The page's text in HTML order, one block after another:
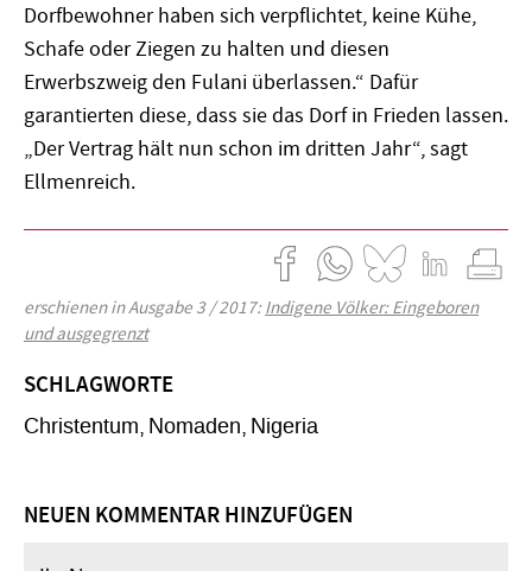
Dorfbewohner haben sich verpflichtet, keine Kühe,
Schafe oder Ziegen zu halten und diesen
Erwerbszweig den Fulani überlassen.“ Dafür
garantierten diese, dass sie das Dorf in Frieden lassen.
„Der Vertrag hält nun schon im dritten Jahr“, sagt
Ellmenreich.
erschienen in Ausgabe 3 / 2017:Indigene Völker: Eingeboren
und ausgegrenzt
SCHLAGWORTE
Christentum Nomaden Nigeria
NEUEN KOMMENTAR HINZUFÜGEN